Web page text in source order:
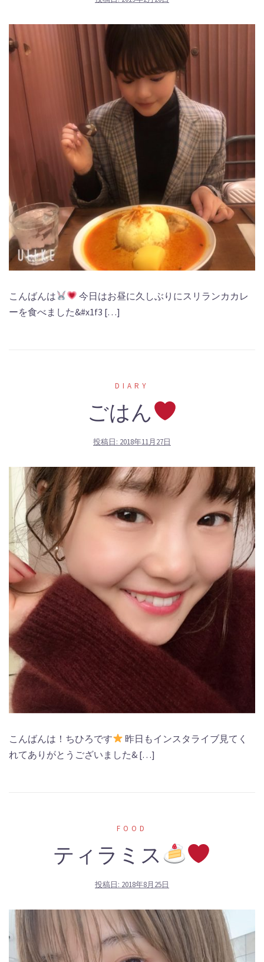
こんばんは
今日はお昼に久しぶりにスリランカカレ
ーを食べました&#x1f3 […]
DIARY
ごはん
投稿日: 2018年11月27日
こんばんは！ちひろです
昨日もインスタライブ見てく
れてありがとうございました& […]
FOOD
ティラミス
投稿日: 2018年8月25日